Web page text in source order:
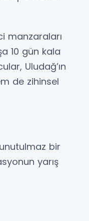
manzaraları
10 gün kala
Uludağ’ın
de zihinsel
bir
yarış